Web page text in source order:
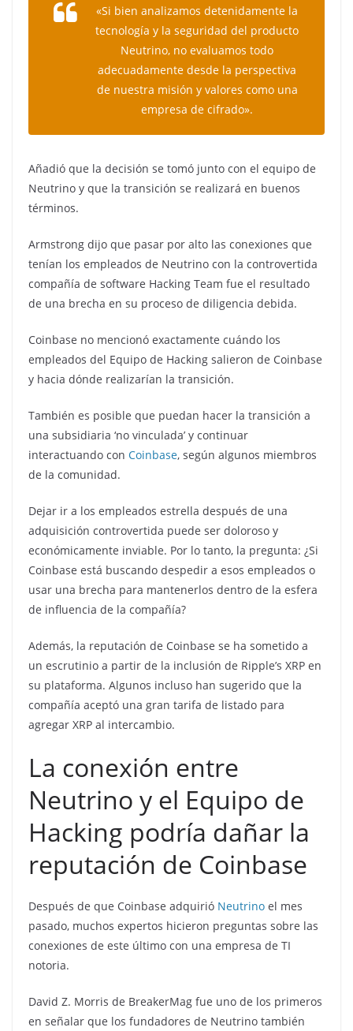
«Si bien analizamos detenidamente la
tecnología y la seguridad del producto
Neutrino, no evaluamos todo
adecuadamente desde la perspectiva
de nuestra misión y valores como una
empresa de cifrado».
Añadió que la decisión se tomó junto con el equipo de
Neutrino y que la transición se realizará en buenos
términos.
Armstrong dijo que pasar por alto las conexiones que
tenían los empleados de Neutrino con la controvertida
compañía de software Hacking Team fue el resultado
de una brecha en su proceso de diligencia debida.
Coinbase no mencionó exactamente cuándo los
empleados del Equipo de Hacking salieron de Coinbase
y hacia dónde realizarían la transición.
También es posible que puedan hacer la transición a
una subsidiaria ‘no vinculada’ y continuar
interactuando con Coinbase, según algunos miembros
de la comunidad.
Dejar ir a los empleados estrella después de una
adquisición controvertida puede ser doloroso y
económicamente inviable. Por lo tanto, la pregunta: ¿Si
Coinbase está buscando despedir a esos empleados o
usar una brecha para mantenerlos dentro de la esfera
de influencia de la compañía?
Además, la reputación de Coinbase se ha sometido a
un escrutinio a partir de la inclusión de Ripple’s XRP en
su plataforma. Algunos incluso han sugerido que la
compañía aceptó una gran tarifa de listado para
agregar XRP al intercambio.
La conexión entre
Neutrino y el Equipo de
Hacking podría dañar la
reputación de Coinbase
Después de que Coinbase adquirió Neutrino el mes
pasado, muchos expertos hicieron preguntas sobre las
conexiones de este último con una empresa de TI
notoria.
David Z. Morris de BreakerMag fue uno de los primeros
en señalar que los fundadores de Neutrino también